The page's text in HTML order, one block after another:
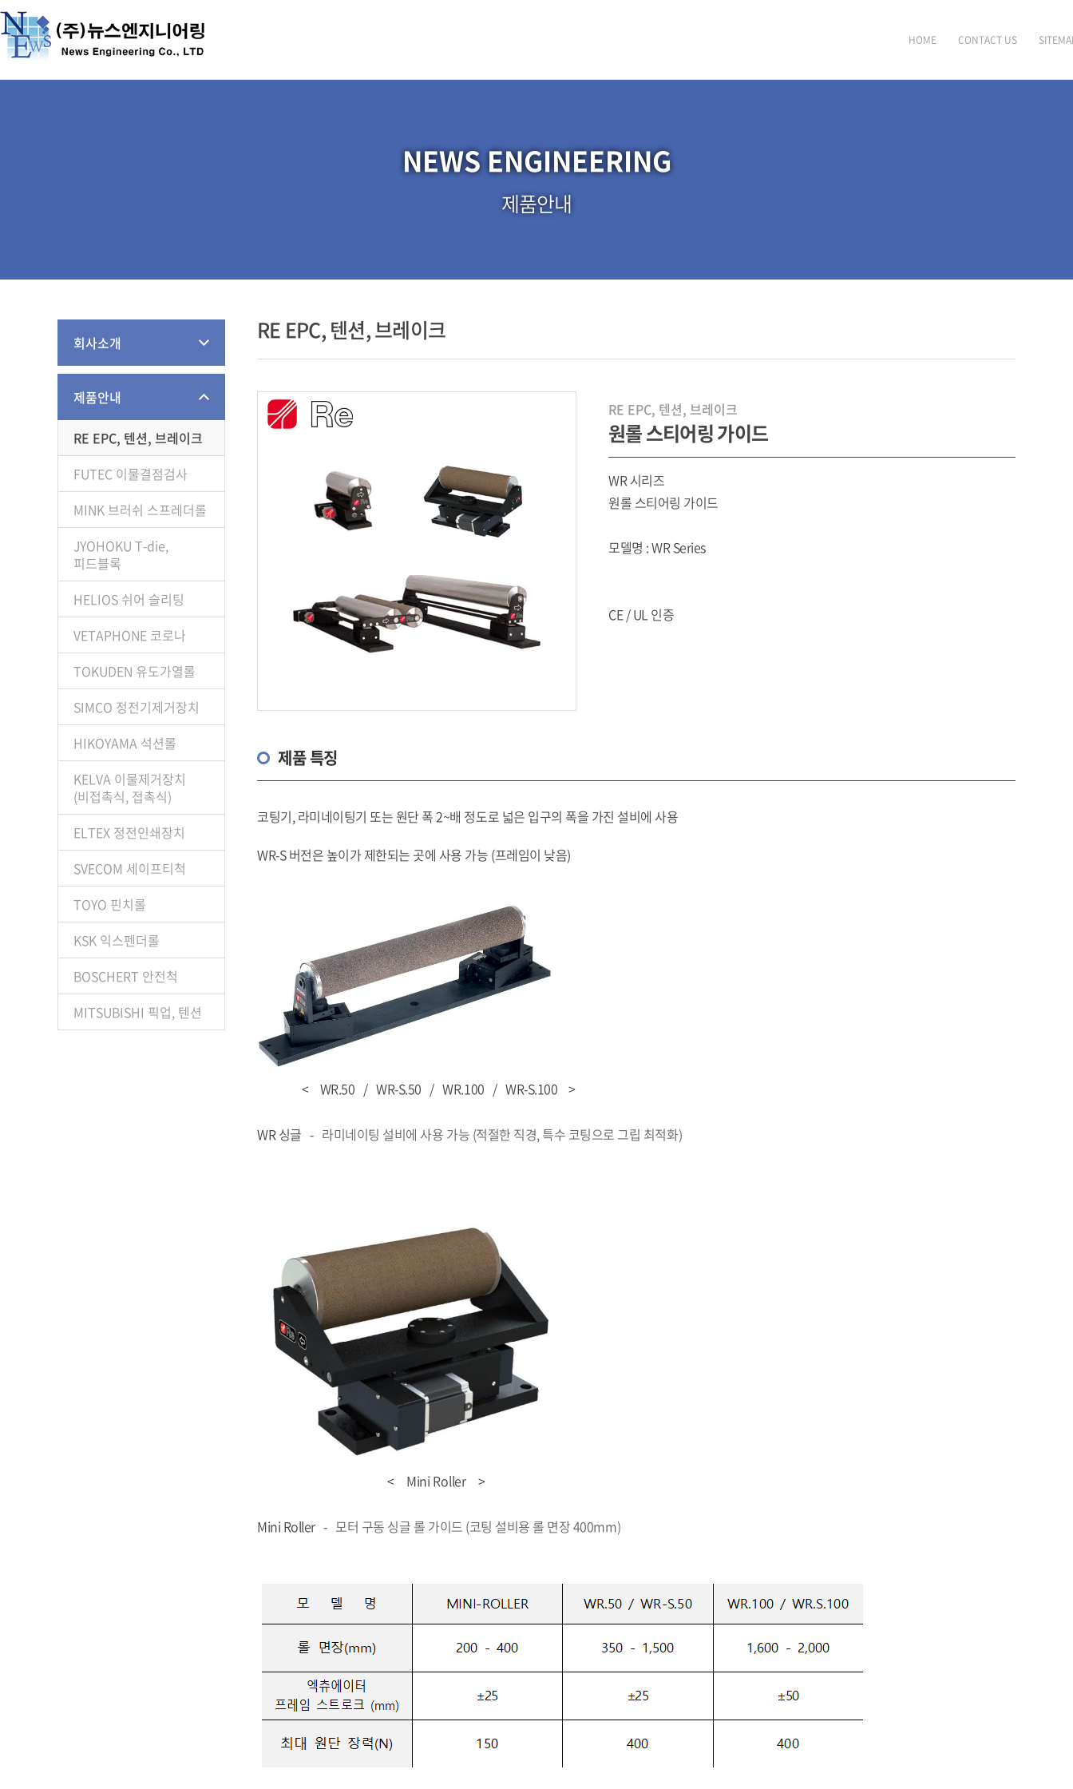
HOME CONTACT US
NEWS ENGINEERING
제품안내
회사소개
제품안내
RE EPC, 텐션, 브레이크
FUTEC 이물결점검사
MINK 브러쉬 스프레더롤
JYOHOKU T-die,
피드블록
HELIOS 쉬어 슬리팅
VETAPHONE 코로나
TOKUDEN 유도가열롤
SIMCO 정전기제거장치
HIKOYAMA 석션롤
KELVA 이물제거장치
(비접촉식, 접촉식)
ELTEX 정전인쇄장치
SVECOM 세이프티척
TOYO 핀치롤
KSK 익스펜더롤
BOSCHERT 안전척
MITSUBISHI 픽업, 텐션
RE EPC, 텐션, 브레이크
RE EPC, 텐션, 브레이크
원롤 스티어링 가이드
WR 시리즈
원롤 스티어링 가이드
모델명 : WR Series
CE / UL 인증
제품 특징
코팅기, 라미네이팅기 또는 원단 폭 2~배 정도로 넓은 입구의 폭을 가진 설비에 사용
WR-S 버전은 높이가 제한되는 곳에 사용 가능 (프레임이 낮음)
< WR.50 / WR-S.50 / WR.100 / WR-S.100 >
WR 싱글 - 라미네이팅 설비에 사용 가능 (적절한 직경, 특수 코팅으로 그립 최적화)
< Mini Roller >
Mini Roller - 모터 구동 싱글 롤 가이드 (코팅 설비용 롤 면장 400mm)